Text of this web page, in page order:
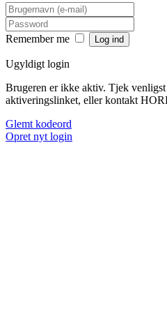
Remember me
Ugyldigt login
Brugeren er ikke aktiv. Tjek
aktiveringslinket, eller kontakt
Glemt kodeord
Opret nyt login